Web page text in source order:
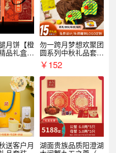
月饼【橙
品礼盒4
勿一跨月梦想欢聚团
圆系列中秋礼品套装
企业送客户商务伴手
礼
￥152
送客户月
湖面贵族品质阳澄湖